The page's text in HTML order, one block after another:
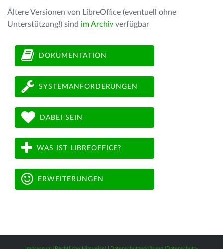
Ältere Versionen von LibreOffice (eventuell ohne
Unterstützung!) sind im Archiv verfügbar
DOKUMENTATION
SYSTEMANFORDERUNGEN
DABEI SEIN
WAS IST LIBREOFFICE?
ERWEITERUNGEN